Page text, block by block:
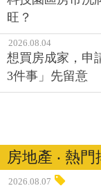
旺？
2026.08.04
想買房成家，申
3件事」先留意
房地產 ‧ 熱門
2026.08.07